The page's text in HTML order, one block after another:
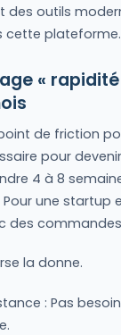
outils
cette plateforme.
«
de friction
pour
4 à 8
Pour une startup
des
la donne.
: Pas